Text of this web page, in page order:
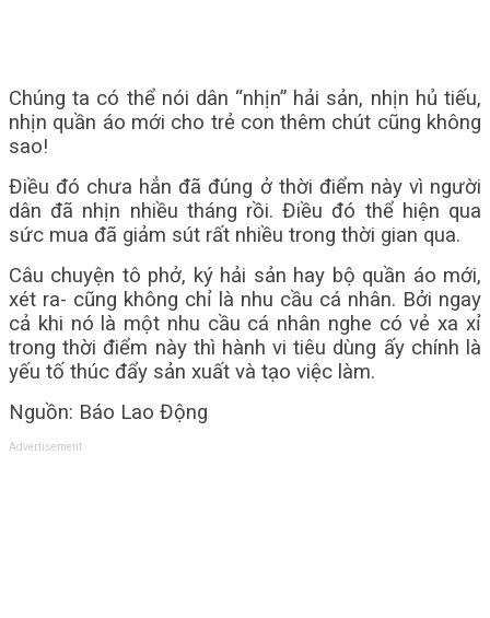
Chúng ta có thể nói dân “nhịn” hải sản, nhịn hủ tiếu,
nhịn quần áo mới cho trẻ con thêm chút cũng không
sao!
Điều đó chưa hẳn đã đúng ở thời điểm này vì người
dân đã nhịn nhiều tháng rồi. Điều đó thể hiện qua
sức mua đã giảm sút rất nhiều trong thời gian qua.
Câu chuyện tô phở, ký hải sản hay bộ quần áo mới,
xét ra- cũng không chỉ là nhu cầu cá nhân. Bởi ngay
cả khi nó là một nhu cầu cá nhân nghe có vẻ xa xỉ
trong thời điểm này thì hành vi tiêu dùng ấy chính là
yếu tố thúc đẩy sản xuất và tạo việc làm.
Nguồn: Báo Lao Động
Advertisement